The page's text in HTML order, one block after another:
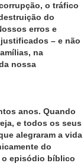
o tráfico
do
erros e
– e não
na
nossa
anos. Quando
e todos os seus
alegraram a vida
do
o episódio bíblico